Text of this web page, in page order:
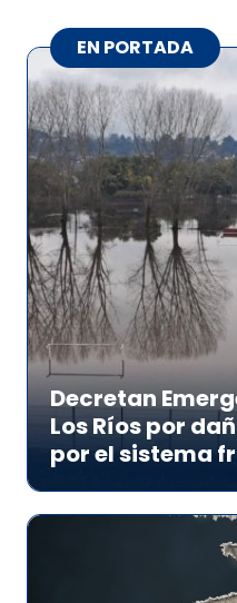
EN PORTADA
Decretan
Los Ríos por
por el sistema